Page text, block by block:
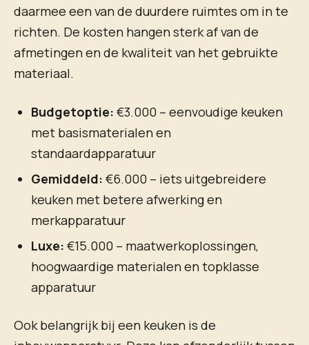
daarmee een van de duurdere ruimtes om in te
richten. De kosten hangen sterk af van de
afmetingen en de kwaliteit van het gebruikte
materiaal.
Budgetoptie: €3.000 – eenvoudige keuken
met basismaterialen en
standaardapparatuur
Gemiddeld: €6.000 – iets uitgebreidere
keuken met betere afwerking en
merkapparatuur
Luxe: €15.000 – maatwerkoplossingen,
hoogwaardige materialen en topklasse
apparatuur
Ook belangrijk bij een keuken is de